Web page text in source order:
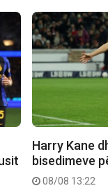
Harry Kane
bisedimeve
08/08 13:22